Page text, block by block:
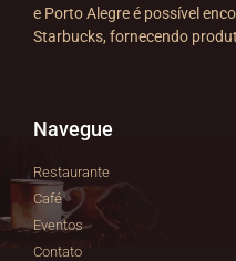
e Porto Alegre é possível
Starbucks, fornecendo
Navegue
Restaurante
Café
Eventos
Contato